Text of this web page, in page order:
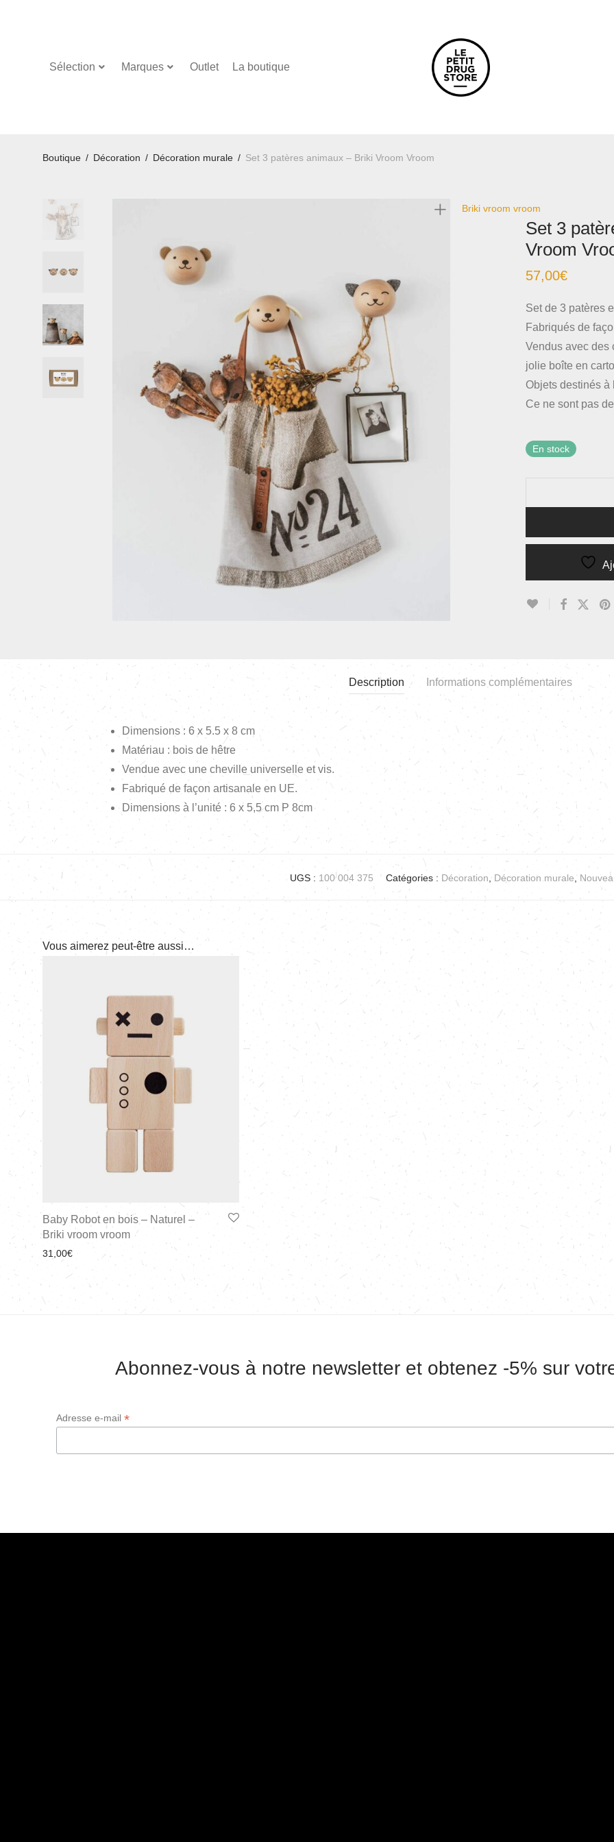
Sélection Marques Outlet La boutique
Boutique / Décoration / Décoration murale / Set 3 patères animaux – Briki Vroom Vroom
Briki vroom vroom
Set 3
Vroom
57,00€
Set de 3 patères
Fabriqués de
Vendus avec des
jolie boîte en
Objets destinés à
Ce ne sont pas
En stock
Description Informations complémentaires
Dimensions : 6 x 5.5 x 8 cm
Matériau : bois de hêtre
Vendue avec une cheville universelle et vis.
Fabriqué de façon artisanale en UE.
Dimensions à l’unité : 6 x 5,5 cm P 8cm
UGS : 100 004 375 Catégories : Décoration, Décoration murale,
Vous aimerez peut-être aussi…
Baby Robot en bois – Naturel –
Briki vroom vroom
31,00€
Abonnez-vous à notre newsletter et obtenez -5% sur
Adresse e-mail *